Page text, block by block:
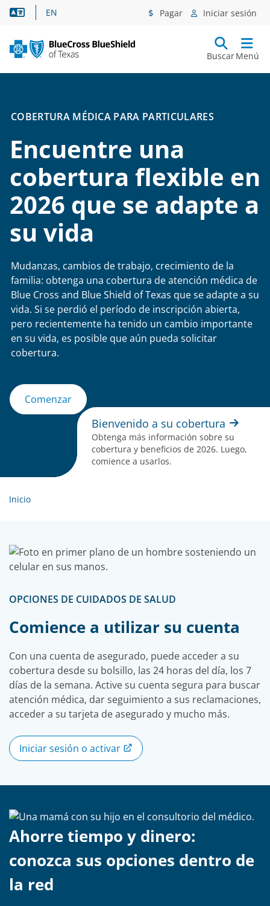
Asistencia lingüística
EN Pagar Iniciar sesión
BuscarMenú
COBERTURA MÉDICA PARA PARTICULARES
Encuentre una
cobertura flexible en
2026 que se adapte a
su vida
Mudanzas, cambios de trabajo, crecimiento de la
familia: obtenga una cobertura de atención médica de
Blue Cross and Blue Shield of Texas que se adapte a su
vida. Si se perdió el período de inscripción abierta,
pero recientemente ha tenido un cambio importante
en su vida, es posible que aún pueda solicitar
cobertura.
Comenzar
Bienvenido a su cobertura
Obtenga más información sobre su
cobertura y beneficios de 2026. Luego,
comience a usarlos.
Inicio
OPCIONES DE CUIDADOS DE SALUD
Comience a utilizar su cuenta
Con una cuenta de asegurado, puede acceder a su
cobertura desde su bolsillo, las 24 horas del día, los 7
días de la semana. Active su cuenta segura para buscar
atención médica, dar seguimiento a sus reclamaciones,
acceder a su tarjeta de asegurado y mucho más.
Iniciar sesión o activar
Ahorre tiempo y dinero:
conozca sus opciones dentro de
la red